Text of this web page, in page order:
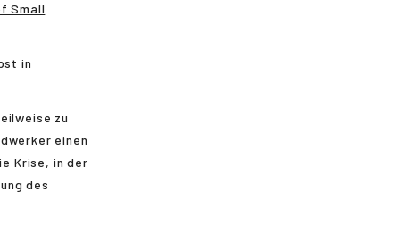
Small
in
zu
einen
Krise, in der
des